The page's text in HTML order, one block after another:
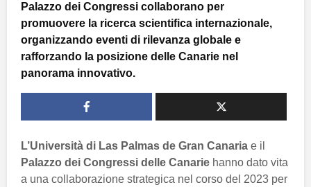
Palazzo dei Congressi collaborano per
promuovere la ricerca scientifica internazionale,
organizzando eventi di rilevanza globale e
rafforzando la posizione delle Canarie nel
panorama innovativo.
L’Università di Las Palmas de Gran Canaria e il
Palazzo dei Congressi delle Canarie hanno dato vita
a una collaborazione strategica nel corso del 2023 per